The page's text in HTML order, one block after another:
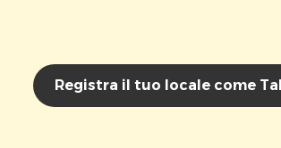
Registra il tuo locale come